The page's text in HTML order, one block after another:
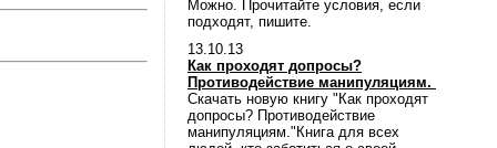
Можно. Прочитайте условия, если
подходят, пишите.
13.10.13
Как проходят допросы?
Противодействие манипуляциям.
Скачать новую книгу "Как проходят
допросы? Противодействие
манипуляциям."Книга для всех